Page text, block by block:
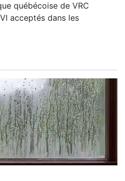
québécoise de VRC
acceptés dans les